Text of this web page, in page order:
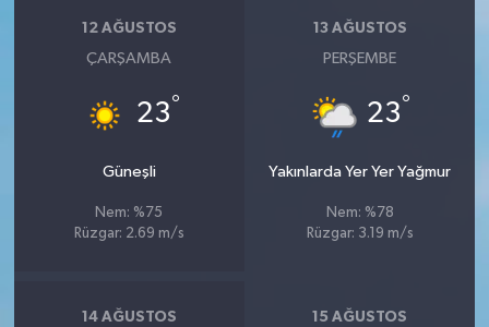
12 AĞUSTOS
ÇARŞAMBA
23°
Güneşli
Nem: %75
Rüzgar: 2.69 m/s
13 AĞUSTOS
PERŞEMBE
23°
Yakınlarda Yer Yer Yağmur
Nem: %78
Rüzgar: 3.19 m/s
14 AĞUSTOS 15 AĞUSTOS